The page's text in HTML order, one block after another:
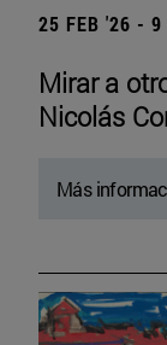
25 FEB '26 - 9
Mirar a
Nicolás
Más